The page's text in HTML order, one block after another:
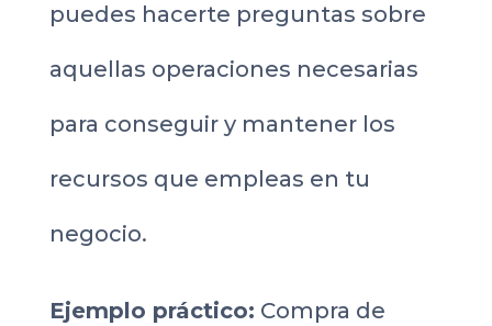
puedes hacerte preguntas sobre
aquellas operaciones necesarias
para conseguir y mantener los
recursos que empleas en tu
negocio.
Ejemplo práctico: Compra de